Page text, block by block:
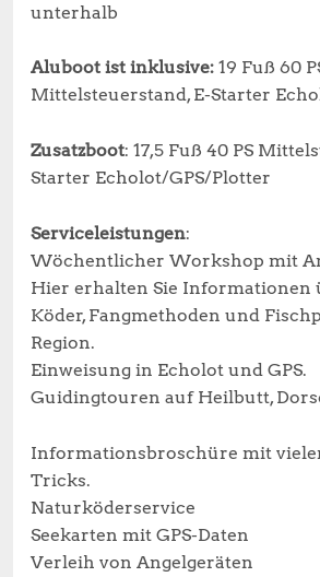
unterhalb
Aluboot ist inklusive: 19 Fuß 60
Mittelsteuerstand, E-Starter
Zusatzboot: 17,5 Fuß 40 PS
Starter Echolot/GPS/Plotter
Serviceleistungen:
Wöchentlicher Workshop mit
Hier erhalten Sie Informationen
Köder, Fangmethoden und
Region.
Einweisung in Echolot und GPS.
Guidingtouren auf Heilbutt,
Informationsbroschüre mit
Tricks.
Naturköderservice
Seekarten mit GPS-Daten
Verleih von Angelgeräten